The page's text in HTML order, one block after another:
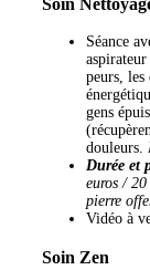
Séance
aspirateur
peurs, les
gens
douleurs.
Durée et
euros /
pierre
Vidéo à
Soin Zen